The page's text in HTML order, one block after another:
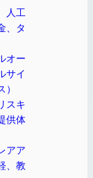
人工
、タ
オー
サイ
スキ
供体
アア
、教